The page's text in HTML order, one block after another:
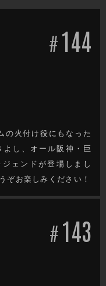
#144
の火付け役にもなった
し、オール阪神・巨
ェンドが登場しまし
ぞお楽しみください！
#143